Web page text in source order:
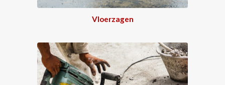
Vloerzagen